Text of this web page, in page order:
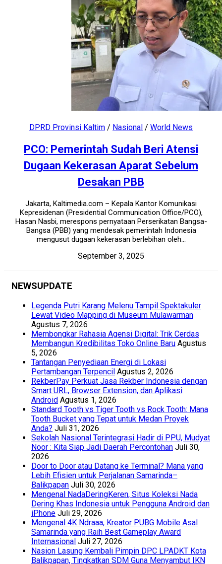
DPRD Provinsi Kaltim / Nasional / World News
PCO: Pemerintah Sudah Beri Atensi
Dugaan Kekerasan Aparat Sebelum
Desakan PBB
Jakarta, Kaltimedia.com – Kepala Kantor Komunikasi
Kepresidenan (Presidential Communication Office/PCO),
Hasan Nasbi, merespons pernyataan Perserikatan Bangsa-
Bangsa (PBB) yang mendesak pemerintah Indonesia
mengusut dugaan kekerasan berlebihan oleh...
September 3, 2025
NEWSUPDATE
Legenda Putri Karang Melenu Tampil Spektakuler
Lewat Video Mapping di Museum Mulawarman
Agustus 7, 2026
Membongkar Rahasia Agensi Digital: Trik Cerdas
Membangun Kredibilitas Toko Online Baru Agustus
5, 2026
Tantangan Penyediaan Energi di Lokasi
Pertambangan Terpencil Agustus 2, 2026
RekberPay Perkuat Jasa Rekber Indonesia dengan
Smart URL, Browser Extension, dan Aplikasi
Android Agustus 1, 2026
Standard Tooth vs Tiger Tooth vs Rock Tooth: Mana
Tooth Bucket yang Tepat untuk Medan Proyek
Anda? Juli 31, 2026
Sekolah Nasional Terintegrasi Hadir di PPU, Mudyat
Noor : Kita Siap Jadi Daerah Percontohan Juli 30,
2026
Door to Door atau Datang ke Terminal? Mana yang
Lebih Efisien untuk Perjalanan Samarinda–
Balikpapan Juli 30, 2026
Mengenal NadaDeringKeren, Situs Koleksi Nada
Dering Khas Indonesia untuk Pengguna Android dan
iPhone Juli 29, 2026
Mengenal 4K Ndraaa, Kreator PUBG Mobile Asal
Samarinda yang Raih Best Gameplay Award
Internasional Juli 27, 2026
Nasion Lasung Kembali Pimpin DPC LPADKT Kota
Balikpapan, Tingkatkan SDM Guna Menyambut IKN